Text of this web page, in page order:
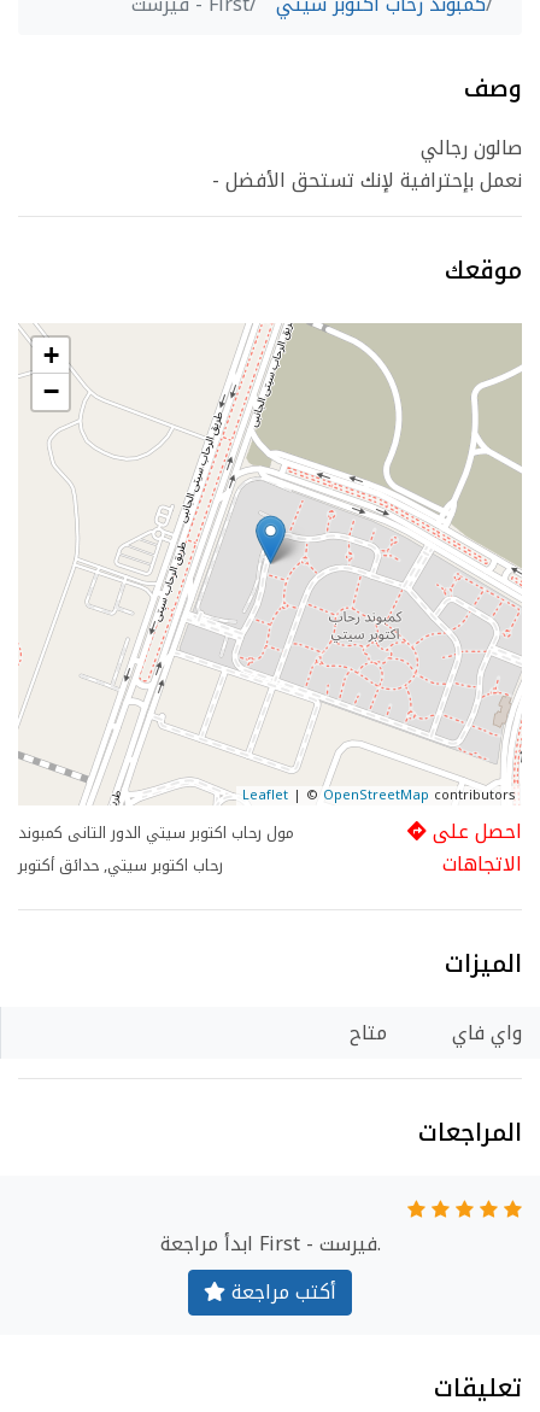
وصف
صالون رجالي
- نعمل بإحترافية لإنك تستحق الأفضل
موقعك
+
−
Leaflet | ©OpenStreetMap contributors
مول رحاب اكتوبر سيتي الدور التانى كمبوند
رحاب اكتوبر سيتي, حدائق أكتوبر
احصل على
الاتجاهات
الميزات
واي فاي متاح
المراجعات
ابدأ مراجعة First - فيرست.
أكتب مراجعة
تعليقات